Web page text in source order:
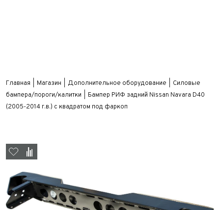
Главная Магазин Дополнительное оборудование
Силовые
бампера/пороги/калитки
Бампер РИФ задний Nissan Navara D40
(2005-2014 г.в.) с квадратом под фаркоп